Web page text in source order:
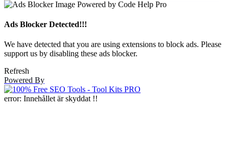
Ads Blocker Detected!!!
We have detected that you are using extensions to block ads. Please
support us by disabling these ads blocker.
Refresh
Powered By
error: Innehållet är skyddat !!